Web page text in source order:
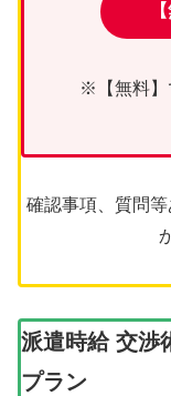
※【無料】
確認事項、質問等
派遣時給 交渉
プラン